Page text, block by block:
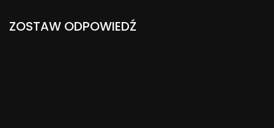
ZOSTAW ODPOWIEDŹ